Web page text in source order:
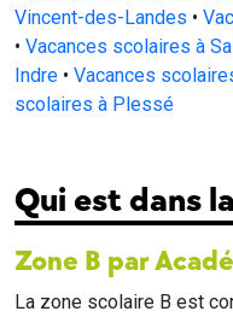
Vincent-des-Landes •
• Vacances scolaires à
Indre • Vacances
scolaires à Plessé
Qui est dans
Zone B par
La zone scolaire B est